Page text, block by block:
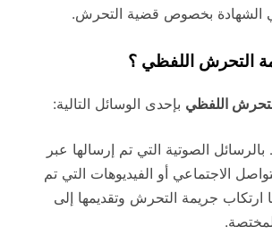
الشهادة بخصوص قضية التحرش.
التحرش اللفظي ؟
اللفظي بإحدى الوسائل التالية:
بالرسائل الصوتية التي تم إرسالها عبر
الاجتماعي أو الفيديوهات التي تم
ارتكاب جريمة التحرش وتقديمها إلى